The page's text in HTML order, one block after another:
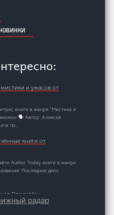
и ужасов от
книги в жанре "Мистика и
🗣️ Автор: Алексей
по…
книги от
Author Today книги в жанре
Последнее дело
от ПродаМан
радар